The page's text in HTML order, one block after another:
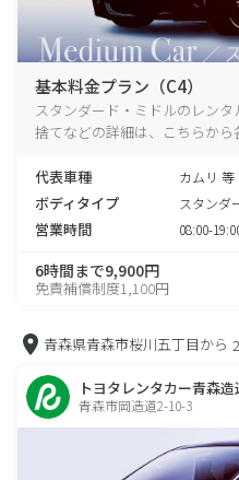
基本料金プラン（C4）
スタンダード・ミドルのレン
捨てなどの詳細は、こちらから
代表車種 カムリ 等
ボディタイプ スタンダ
営業時間 08:00-
6時間まで9,900円
免責補償制度1,100円
青森県青森市桜川五丁目から
トヨタレンタカー青森造
青森市岡造道2-10-3